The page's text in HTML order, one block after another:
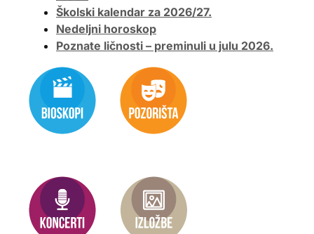
Školski kalendar za 2026/27.
Nedeljni horoskop
Poznate ličnosti – preminuli u julu 2026.